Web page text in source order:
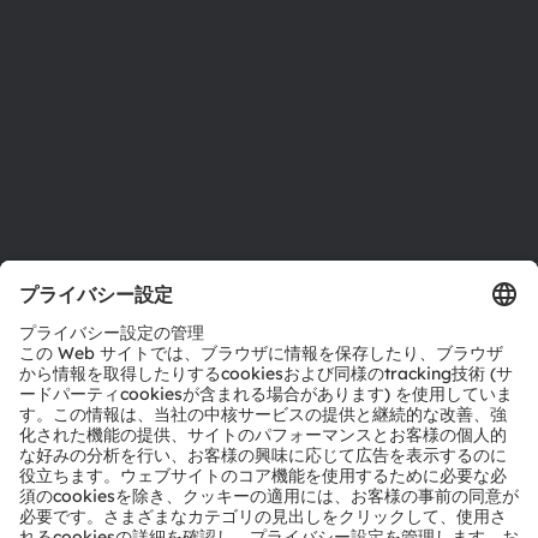
お問い合わせ
テクニカルサポート
パートナーネットワーク
通報